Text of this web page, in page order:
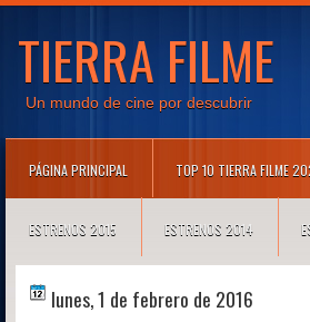
TIERRA FILME
Un mundo de cine por descubrir
PÁGINA PRINCIPAL TOP 10 TIERRA FILME
ESTRENOS 2015 ESTRENOS 2014
lunes, 1 de febrero de 2016